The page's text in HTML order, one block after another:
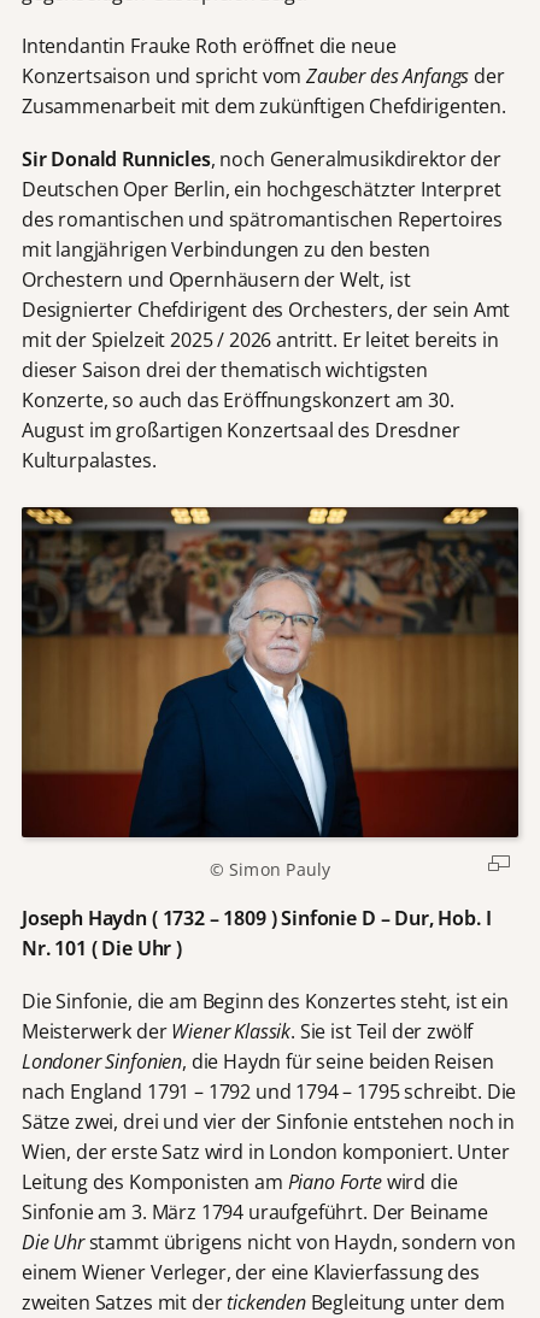
Intendantin Frauke Roth eröffnet die neue
Konzertsaison und spricht vomZauber des Anfangs der
Zusammenarbeit mit dem zukünftigen Chefdirigenten.
Sir Donald Runnicles, noch Generalmusikdirektor der
Deutschen Oper Berlin, ein hochgeschätzter Interpret
des romantischen und spätromantischen Repertoires
mit langjährigen Verbindungen zu den besten
Orchestern und Opernhäusern der Welt, ist
Designierter Chefdirigent des Orchesters, der sein Amt
mit der Spielzeit 2025 / 2026 antritt. Er leitet bereits in
dieser Saison drei der thematisch wichtigsten
Konzerte, so auch das Eröffnungskonzert am 30.
August im großartigen Konzertsaal des Dresdner
Kulturpalastes.
© Simon Pauly
Joseph Haydn ( 1732 – 1809 ) Sinfonie D – Dur, Hob. I
Nr. 101 ( Die Uhr )
Die Sinfonie, die am Beginn des Konzertes steht, ist ein
Meisterwerk derWiener Klassik. Sie ist Teil der zwölf
Londoner Sinfonien, die Haydn für seine beiden Reisen
nach England 1791 – 1792 und 1794 – 1795 schreibt. Die
Sätze zwei, drei und vier der Sinfonie entstehen noch in
Wien, der erste Satz wird in London komponiert. Unter
Leitung des Komponisten am Piano Fortewird die
Sinfonie am 3. März 1794 uraufgeführt. Der Beiname
Die Uhrstammt übrigens nicht von Haydn, sondern von
einem Wiener Verleger, der eine Klavierfassung des
zweiten Satzes mit dertickendenBegleitung unter dem